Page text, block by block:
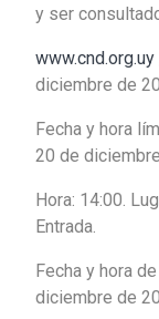
y ser
www.cnd.org.uy
diciembre de
Fecha y hora
20 de
Hora: 14:00.
Entrada.
Fecha y hora
diciembre de